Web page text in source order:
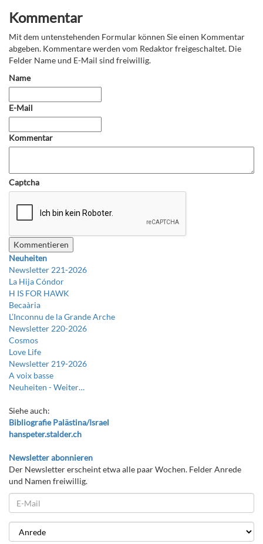
Kommentar
Mit dem untenstehenden Formular können Sie einen Kommentar
abgeben. Kommentare werden vom Redaktor freigeschaltet. Die
Felder Name und E-Mail sind freiwillig.
Name
E-Mail
Kommentar
Captcha
Neuheiten
Newsletter 221-2026
La Hija Cóndor
H IS FOR HAWK
Becaària
L’Inconnu de la Grande Arche
Newsletter 220-2026
Cosmos
Love Life
Newsletter 219-2026
A voix basse
Neuheiten -Weiter…
Siehe auch:
Bibliografie Palästina/Israel
hanspeter.stalder.ch
Newsletter abonnieren
Der Newsletter erscheint etwa alle paar Wochen. Felder Anrede
und Namen freiwillig.